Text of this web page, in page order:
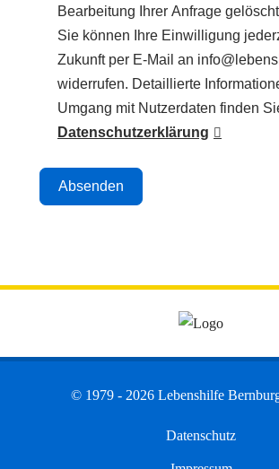
Bearbeitung Ihrer Anfrage
Sie können Ihre Einwilligung
Zukunft per E-Mail an
widerrufen. Detaillierte
Umgang mit Nutzerdaten finden
Datenschutzerklärung
Absenden
© 1979 - 2026 Lebenshilfe
Datenschutz